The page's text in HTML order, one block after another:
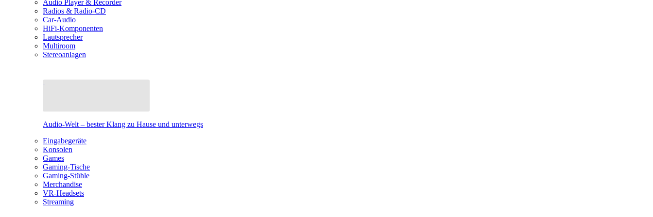
Audio Player & Recorder
Radios & Radio-CD
Car-Audio
HiFi-Komponenten
Lautsprecher
Multiroom
Stereoanlagen
Audio-Welt – bester Klang zu Hause und unterwegs
Eingabegeräte
Konsolen
Games
Gaming-Tische
Gaming-Stühle
Merchandise
VR-Headsets
Streaming